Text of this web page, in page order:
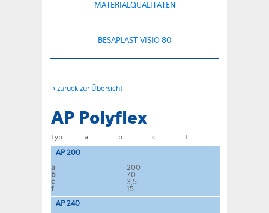
MATERIALQUALITÄTEN
BESAPLAST-VISIO 80
« zurück zur Übersicht
AP Polyflex
Typ a b c f
AP 200
a
200
b
70
c
3,5
f
15
AP 240